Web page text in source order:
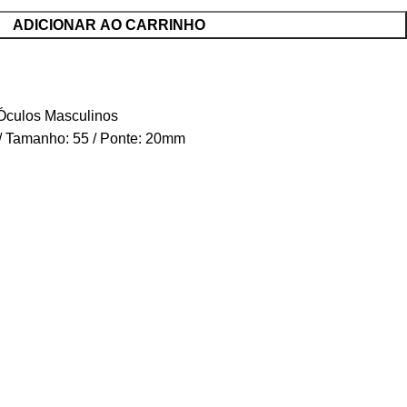
ADICIONAR AO CARRINHO
Masculinos
55 / Ponte: 20mm